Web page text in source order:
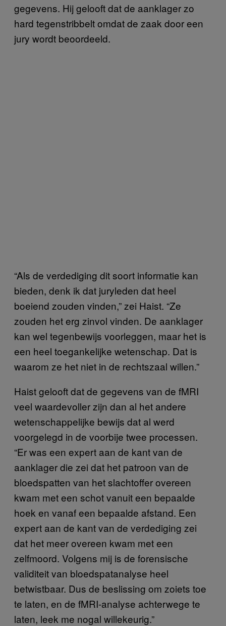
gegevens. Hij gelooft dat de aanklager zo
hard tegenstribbelt omdat de zaak door een
jury wordt beoordeeld.
“Als de verdediging dit soort informatie kan
bieden, denk ik dat juryleden dat heel
boeiend zouden vinden,” zei Haist. “Ze
zouden het erg zinvol vinden. De aanklager
kan wel tegenbewijs voorleggen, maar het is
een heel toegankelijke wetenschap. Dat is
waarom ze het niet in de rechtszaal willen.”
Haist gelooft dat de gegevens van de fMRI
veel waardevoller zijn dan al het andere
wetenschappelijke bewijs dat al werd
voorgelegd in de voorbije twee processen.
“Er was een expert aan de kant van de
aanklager die zei dat het patroon van de
bloedspatten van het slachtoffer overeen
kwam met een schot vanuit een bepaalde
hoek en vanaf een bepaalde afstand. Een
expert aan de kant van de verdediging zei
dat het meer overeen kwam met een
zelfmoord. Volgens mij is de forensische
validiteit van bloedspatanalyse heel
betwistbaar. Dus de beslissing om zoiets toe
te laten, en de fMRI-analyse achterwege te
laten, leek me nogal willekeurig.”